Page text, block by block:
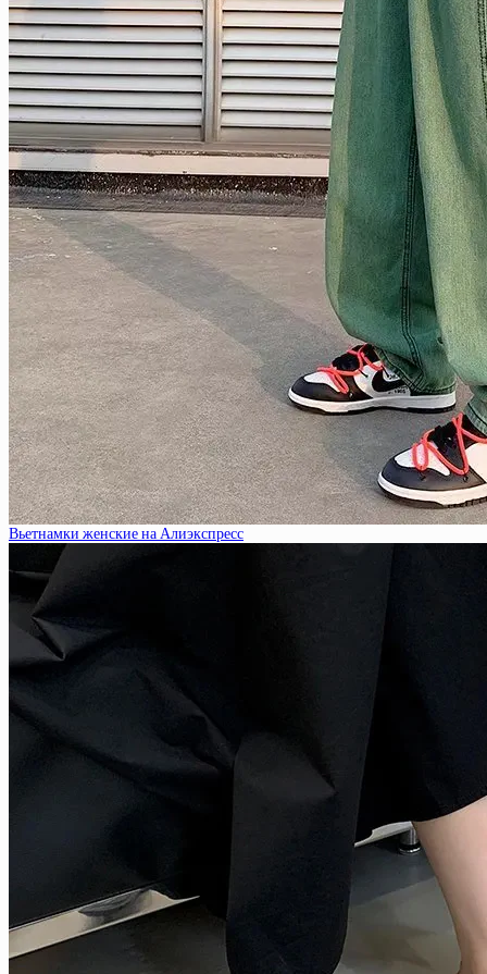
Вьетнамки женские на Алиэкспресс